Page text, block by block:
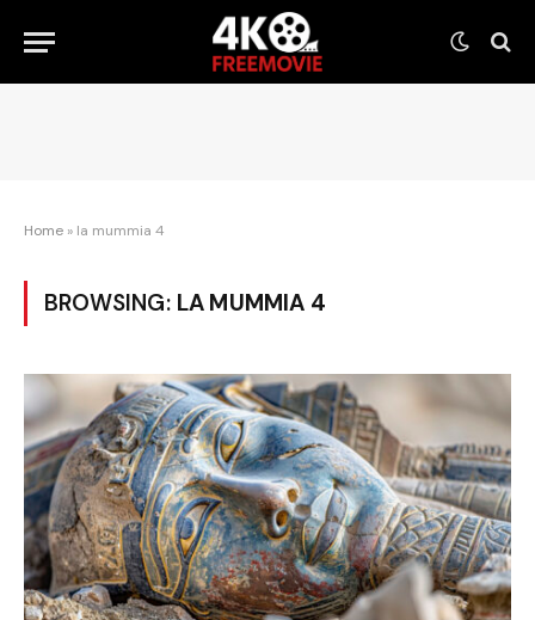
Home » la mummia 4
BROWSING: LA MUMMIA 4